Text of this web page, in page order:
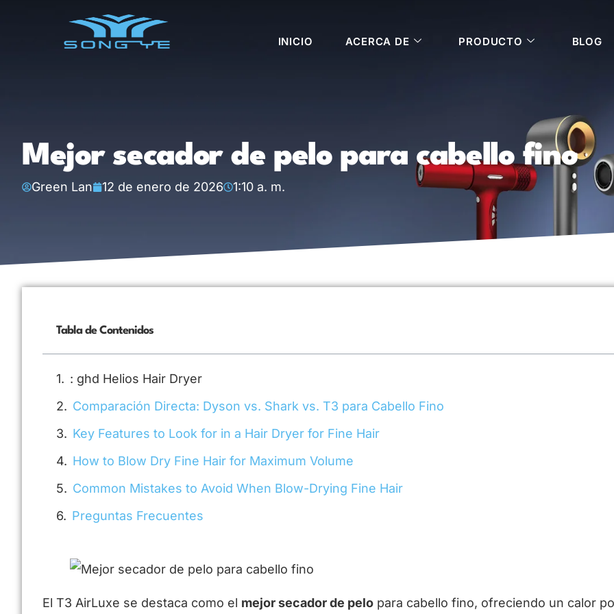
INICIO ACERCA DE PRODUCTO BLOG
Mejor secador de pelo para cabello fino
Green Lan 12 de enero de 2026 1:10 a. m.
Tabla de Contenidos
: ghd Helios Hair Dryer
Comparación Directa: Dyson vs. Shark vs. T3 para Cabello Fino
Key Features to Look for in a Hair Dryer for Fine Hair
How to Blow Dry Fine Hair for Maximum Volume
Common Mistakes to Avoid When Blow-Drying Fine Hair
Preguntas Frecuentes
El T3 AirLuxe se destaca como el mejor secador de pelo para cabello fino, ofreciendo un calor